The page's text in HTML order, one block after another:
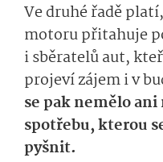
Ve druhé řadě
motoru přitahuje
i sběratelů aut,
projeví zájem i v
se pak nemělo
spotřebu, kterou
pyšnit.